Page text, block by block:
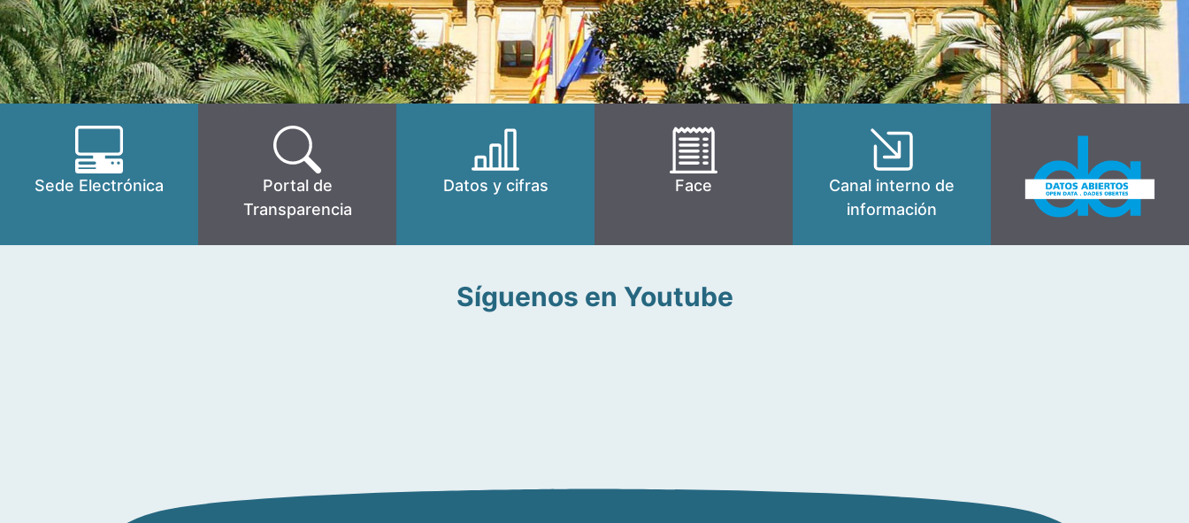
Sede Electrónica
Portal de
Transparencia
Datos y cifras Face
Canal interno de
información
Síguenos en Youtube